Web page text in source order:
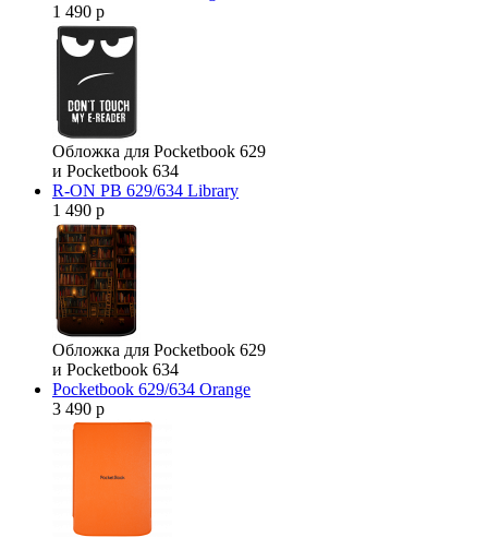
1 490 р
Обложка для Pocketbook 629
и Pocketbook 634
R-ON PB 629/634 Library
1 490 р
Обложка для Pocketbook 629
и Pocketbook 634
Pocketbook 629/634 Orange
3 490 р